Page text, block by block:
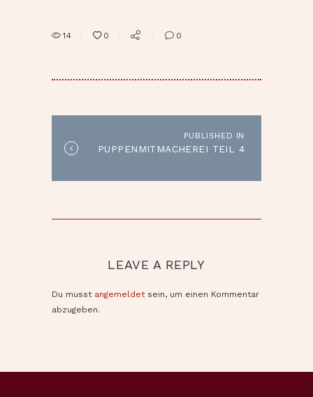
14 0 0
PUBLISHED IN
post:
PUPPENMITMACHEREI TEIL 4
LEAVE A REPLY
Du musst angemeldetsein, um einen Kommentar
abzugeben.